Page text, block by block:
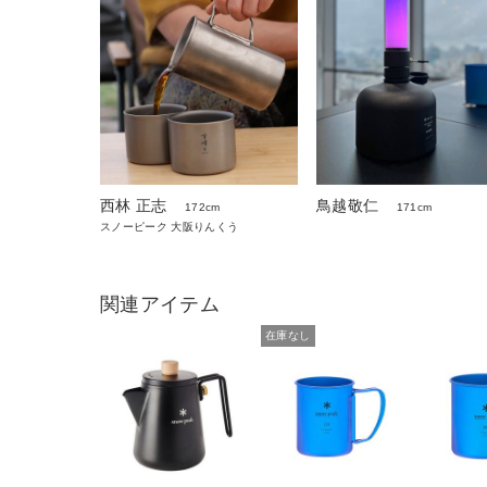
西林 正志
172cm
スノーピーク 大阪りんくう
鳥越敬仁 171cm
関連アイテム
在庫なし